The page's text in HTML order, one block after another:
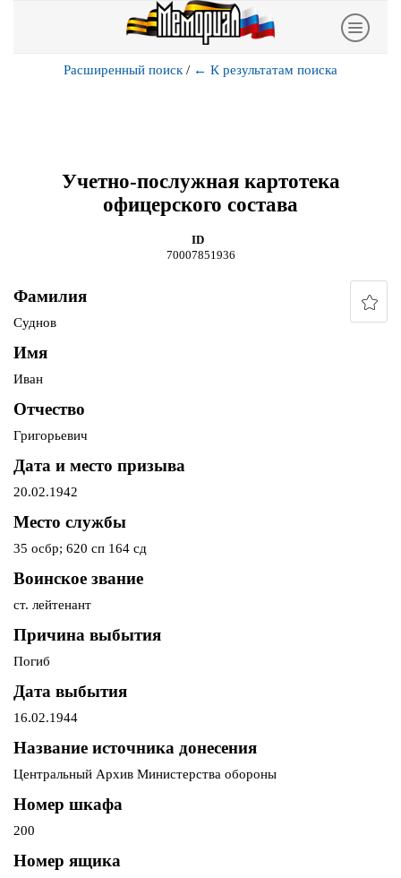
Расширенный поиск / ← К результатам поиска
Учетно-послужная картотека
офицерского состава
ID
70007851936
Фамилия
Суднов
Имя
Иван
Отчество
Григорьевич
Дата и место призыва
20.02.1942
Место службы
35 осбр; 620 сп 164 сд
Воинское звание
ст. лейтенант
Причина выбытия
Погиб
Дата выбытия
16.02.1944
Название источника донесения
Центральный Архив Министерства обороны
Номер шкафа
200
Номер ящика